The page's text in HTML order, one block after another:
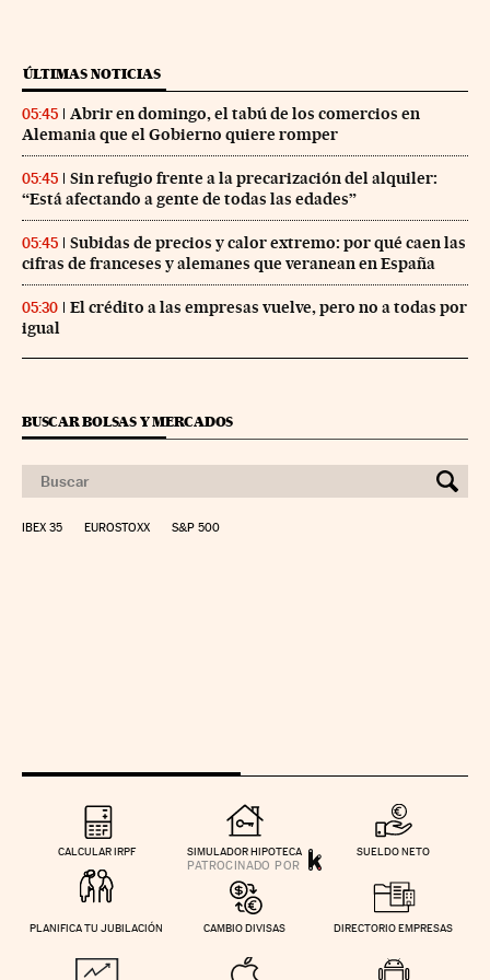
ÚLTIMAS NOTICIAS
05:45
Abrir en domingo, el tabú de los comercios en
Alemania que el Gobierno quiere romper
05:45
Sin refugio frente a la precarización del alquiler:
“Está afectando a gente de todas las edades”
05:45
Subidas de precios y calor extremo: por qué caen las
cifras de franceses y alemanes que veranean en España
05:30
El crédito a las empresas vuelve, pero no a todas por
igual
BUSCAR BOLSAS Y MERCADOS
IBEX 35 EUROSTOXX S&P 500
CALCULAR IRPF SIMULADOR HIPOTECA SUELDO NETO
PLANIFICA TU JUBILACIÓN CAMBIO DIVISAS DIRECTORIO EMPRESAS